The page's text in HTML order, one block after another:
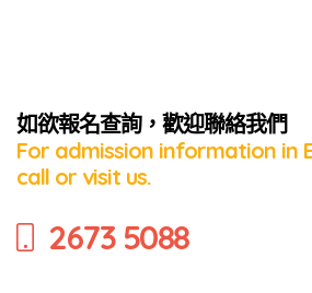
如欲報名查詢，歡迎聯絡我們
For admission information in
call or visit us.
2673 5088